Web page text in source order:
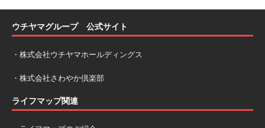
ウチヤマグループ 公式サイト
・ 株式会社ウチヤマホールディングス
・ 株式会社さわやか倶楽部
ライフマップ関連